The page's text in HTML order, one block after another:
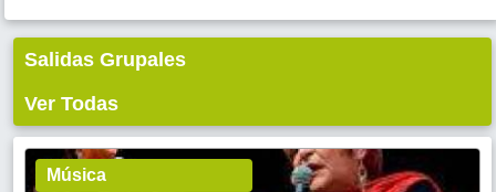
Salidas Grupales
Ver Todas
Música